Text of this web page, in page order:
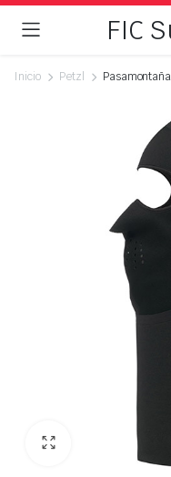
FIC
Inicio Petzl